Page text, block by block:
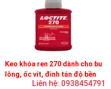
Keo khóa ren 270 dành cho bu
lông, ốc vít, đinh tán độ bền
cao, khóa vĩnh viễn
Liên hệ: 0938454791